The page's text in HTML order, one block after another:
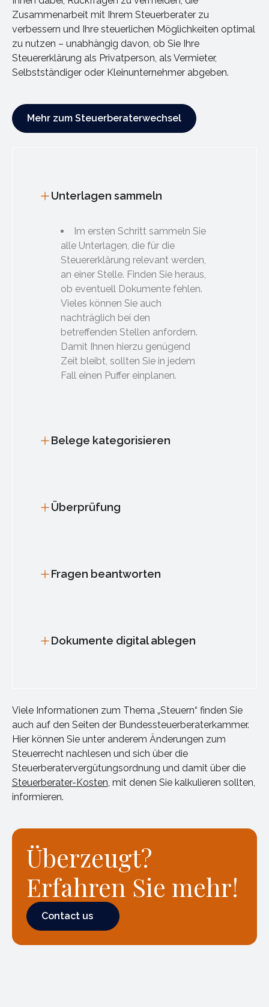
Zusammenarbeit mit Ihrem Steuerberater zu
verbessern und Ihre steuerlichen Möglichkeiten optimal
zu nutzen – unabhängig davon, ob Sie Ihre
Steuererklärung als Privatperson, als Vermieter,
Selbstständiger oder Kleinunternehmer abgeben.
Mehr zum Steuerberaterwechsel
Mehr zum Steuerberaterwechsel
Unterlagen sammeln
Im ersten Schritt sammeln Sie
alle Unterlagen, die für die
Steuererklärung relevant werden,
an einer Stelle. Finden Sie heraus,
ob eventuell Dokumente fehlen.
Vieles können Sie auch
nachträglich bei den
betreffenden Stellen anfordern.
Damit Ihnen hierzu genügend
Zeit bleibt, sollten Sie in jedem
Fall einen Puffer einplanen.
Belege kategorisieren
Überprüfung
Fragen beantworten
Dokumente digital ablegen
Viele Informationen zum Thema „Steuern“ finden Sie
auch auf den Seiten der Bundessteuerberaterkammer.
Hier können Sie unter anderem Änderungen zum
Steuerrecht nachlesen und sich über die
Steuerberatervergütungsordnung und damit über die
Steuerberater-Kosten, mit denen Sie kalkulieren sollten,
informieren.
Überzeugt?
Erfahren Sie mehr!
Contact us
Contact us